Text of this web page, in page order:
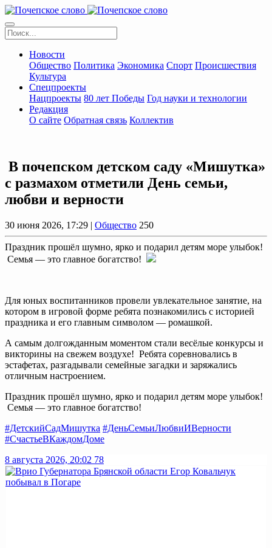
Новости
Общество Политика Экономика Спорт Происшествия
Культура
Спецпроекты
Нацпроекты 80 лет Победы Год науки и технологии
Редакция
О сайте Обратная связь Коллектив
В почепском детском саду «Мишутка»
с размахом отметили День семьи,
любви и верности
30 июня 2026, 17:29 | Общество 250
Праздник прошёл шумно, ярко и подарил детям море улыбок!
Семья — это главное богатство!
Для юных воспитанников провели увлекательное занятие, на
котором в игровой форме ребята познакомились с историей
праздника и его главным символом — ромашкой.
А самым долгожданным моментом стали весёлые конкурсы и
викторины на свежем воздухе! Ребята соревновались в
эстафетах, разгадывали семейные загадки и заряжались
отличным настроением.
Праздник прошёл шумно, ярко и подарил детям море улыбок!
Семья — это главное богатство!
#ДетскийСадМишутка #ДеньСемьиЛюбвиИВерности
#СчастьеВКаждомДоме
8 августа 2026, 20:02 78